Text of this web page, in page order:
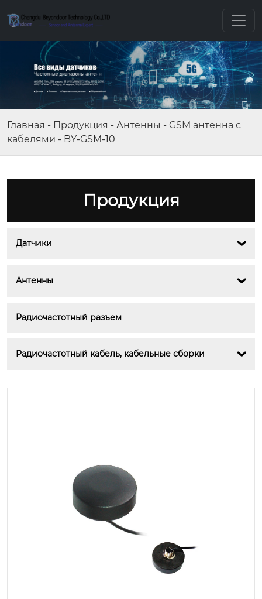
Главная - Продукция - Антенны - GSM антенна с
кабелями - BY-GSM-10
Продукция
Датчики 
Антенны 
Радиочастотный разъем
Радиочастотный кабель, кабельные сборки 